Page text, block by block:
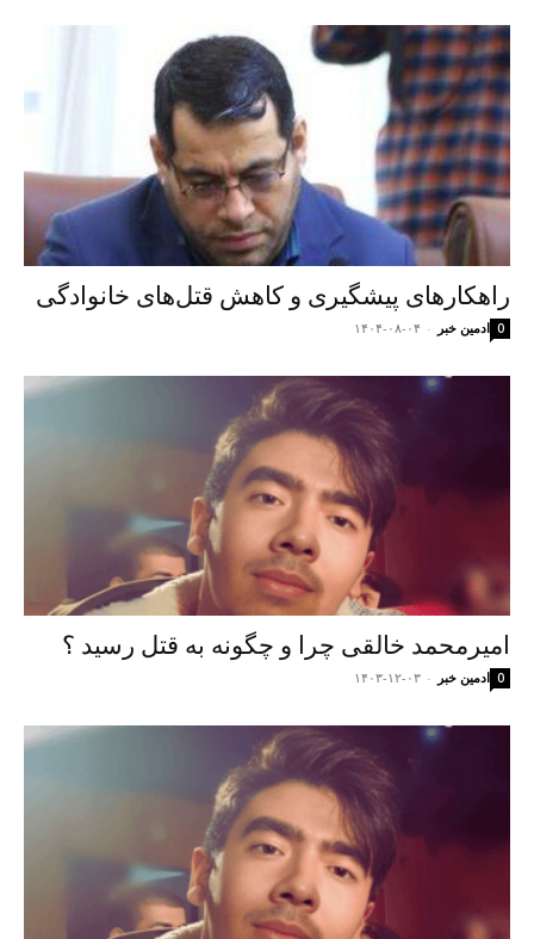
راهکارهای پیشگیری و کاهش قتل‌های خانوادگی
ادمین خبر - ۱۴۰۴-۰۸-۰۴ 0
امیرمحمد خالقی چرا و چگونه به قتل رسید ؟
ادمین خبر - ۱۴۰۳-۱۲-۰۳ 0